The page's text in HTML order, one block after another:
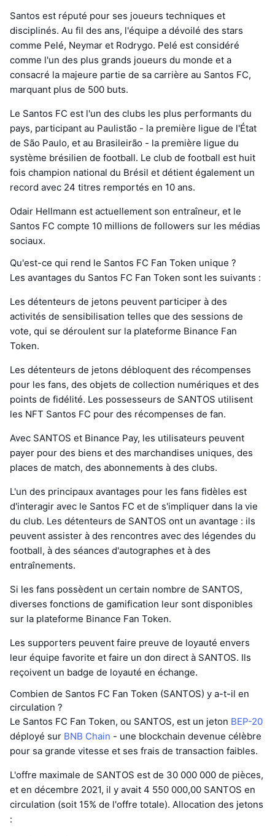
Santos est réputé pour ses joueurs techniques et
disciplinés. Au fil des ans, l'équipe a dévoilé des stars
comme Pelé, Neymar et Rodrygo. Pelé est considéré
comme l'un des plus grands joueurs du monde et a
consacré la majeure partie de sa carrière au Santos FC,
marquant plus de 500 buts.
Le Santos FC est l'un des clubs les plus performants du
pays, participant au Paulistão - la première ligue de l'État
de São Paulo, et au Brasileirão - la première ligue du
système brésilien de football. Le club de football est huit
fois champion national du Brésil et détient également un
record avec 24 titres remportés en 10 ans.
Odair Hellmann est actuellement son entraîneur, et le
Santos FC compte 10 millions de followers sur les médias
sociaux.
Qu'est-ce qui rend le Santos FC Fan Token unique ?
Les avantages du Santos FC Fan Token sont les suivants :
Les détenteurs de jetons peuvent participer à des
activités de sensibilisation telles que des sessions de
vote, qui se déroulent sur la plateforme Binance Fan
Token.
Les détenteurs de jetons débloquent des récompenses
pour les fans, des objets de collection numériques et des
points de fidélité. Les possesseurs de SANTOS utilisent
les NFT Santos FC pour des récompenses de fan.
Avec SANTOS et Binance Pay, les utilisateurs peuvent
payer pour des biens et des marchandises uniques, des
places de match, des abonnements à des clubs.
L'un des principaux avantages pour les fans fidèles est
d'interagir avec le Santos FC et de s'impliquer dans la vie
du club. Les détenteurs de SANTOS ont un avantage : ils
peuvent assister à des rencontres avec des légendes du
football, à des séances d'autographes et à des
entraînements.
Si les fans possèdent un certain nombre de SANTOS,
diverses fonctions de gamification leur sont disponibles
sur la plateforme Binance Fan Token.
Les supporters peuvent faire preuve de loyauté envers
leur équipe favorite et faire un don direct à SANTOS. Ils
reçoivent un badge de loyauté en échange.
Combien de Santos FC Fan Token (SANTOS) y a-t-il en
circulation ?
Le Santos FC Fan Token, ou SANTOS, est un jeton BEP-20
déployé sur BNB Chain - une blockchain devenue célèbre
pour sa grande vitesse et ses frais de transaction faibles.
L'offre maximale de SANTOS est de 30 000 000 de pièces,
et en décembre 2021, il y avait 4 550 000,00 SANTOS en
circulation (soit 15% de l'offre totale). Allocation des jetons
: